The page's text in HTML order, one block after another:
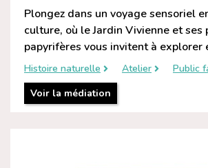
Plongez dans un voyage sensoriel
culture, où le Jardin Vivienne et ses
papyrifères vous invitent à explorer
Histoire naturelle Atelier
Public
Voir la médiation